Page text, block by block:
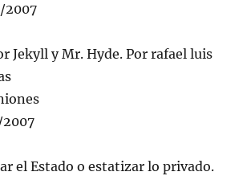
2007
Jekyll y Mr. Hyde. Por rafael luis
2007
el Estado o estatizar lo privado.